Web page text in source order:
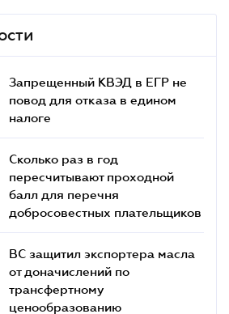
Запрещенный КВЭД в ЕГР не
повод для отказа в едином
налоге
Сколько раз в год
пересчитывают проходной
балл для перечня
добросовестных плательщиков
ВС защитил экспортера масла
от доначислений по
трансфертному
ценообразованию